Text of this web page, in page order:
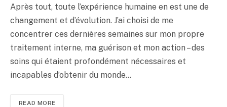
Après tout, toute l’expérience humaine en est une de
changement et d’évolution. J’ai choisi de me
concentrer ces dernières semaines sur mon propre
traitement interne, ma guérison et mon action – des
soins qui étaient profondément nécessaires et
incapables d’obtenir du monde…
READ MORE